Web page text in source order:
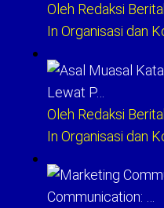
Oleh Redaksi
In Organisasi dan
Lewat P…
Oleh Redaksi
In Organisasi dan
Communication: …